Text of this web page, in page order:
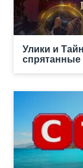
Улики и